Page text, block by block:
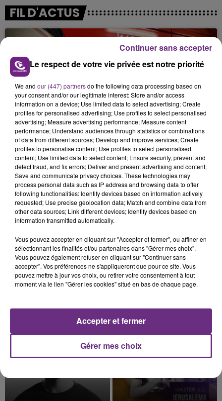
FIL D'ACTUS
UN FEU DE REMORQUE BLOQUE LA
CIRCULATION DANS LES ARDENNES
Un feu de remorque s'est déclaré ce mercredi en
fin de matinée sur l'A34.
VENEZ FÊTER CE WEEK-END
L'ANNIVERSAIRE DE WOINIC
Ce samedi 8 août sera un grand jour :
l'anniversaire du plus gros sanglier du monde.
Le respect de votre vie privée est notre priorité
We and our (447) partnersdo the following data processing based on
your consent and/or our legitimate interest: Store and/or access
information on a device; Use limited data to select advertising; Create
profiles for personalised advertising; Use profiles to select personalised
advertising; Measure advertising performance; Measure content
performance; Understand audiences through statistics or combinations
of data from different sources; Develop and improve services; Create
profiles to personalise content; Use profiles to select personalised
content; Use limited data to select content; Ensure security, prevent and
detect fraud, and fix errors; Deliver and present advertising and content;
Save and communicate privacy choices. These technologies may
process personal data such as IP address and browsing data to offer
following functionalities: Identify devices based on information actively
requested; Use precise geolocation data; Match and combine data from
other data sources; Link different devices; Identify devices based on
information transmitted automatically.
Vous pouvez accepter en cliquant sur "Accepter et fermer", ou affiner en
sélectionnant les finalités et/ou partenaires dans "Gérer mes choix".
Vous pouvez également refuser en cliquant sur "Continuer sans
accepter". Vos préférences ne s'appliqueront que pour ce site. Vous
pouvez mettre à jour vos choix, ou retirer votre consentement à tout
moment via le lien "Gérer les cookies" situé en bas de chaque page.
Gérer mes choix
Accepter et fermer
Continuer sans accepter